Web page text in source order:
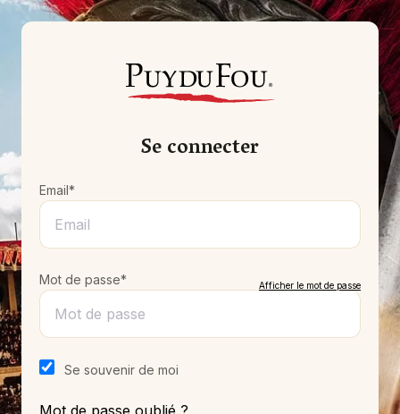
Se connecter
Email*
Mot de passe* Afficher le mot de passe
Se souvenir de moi